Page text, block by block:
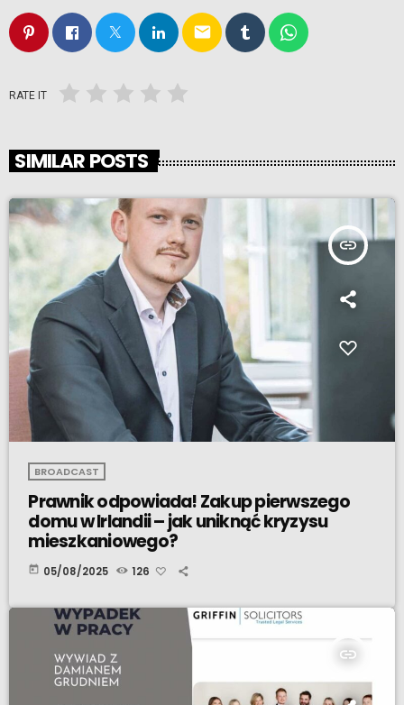
email
RATE IT
SIMILAR POSTS
insert_link
BROADCAST
Prawnik odpowiada! Zakup pierwszego
domu w Irlandii – jak uniknąć kryzysu
mieszkaniowego?
today 05/08/2025 126
insert_link